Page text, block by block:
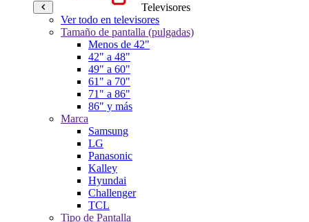
Televisores
Ver todo en televisores
Tamaño de pantalla (pulgadas)
Menos de 42"
42" a 48"
49" a 60"
61" a 70"
71" a 86"
86" y más
Marca
Samsung
LG
Panasonic
Kalley
Hyundai
Challenger
TCL
Tipo de Pantalla